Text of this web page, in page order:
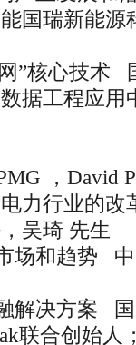
国瑞新能源
心技术 国
据工程应用
，David
力行业的
吴琦 先生
趋势 中
方案 国
联合创始人